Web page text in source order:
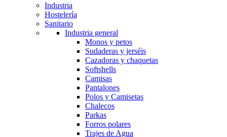
Industria
Hostelería
Sanitario
Industria general
Monos y petos
Sudaderas y jerséis
Cazadoras y chaquetas
Softshells
Camisas
Pantalones
Polos y Camisetas
Chalecos
Parkas
Forros polares
Trajes de Agua